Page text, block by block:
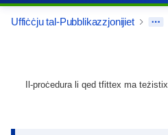
Uffiċċju tal-Pubblikazzjonijiet
Il-proċedura li qed tfittex ma teżistix